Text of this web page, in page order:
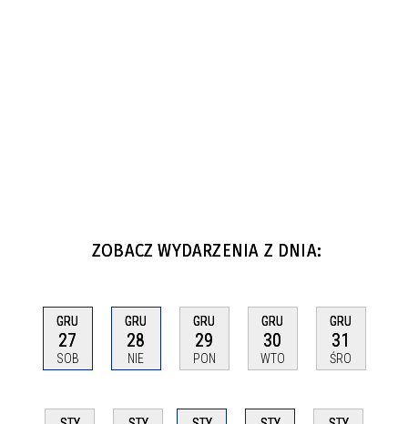
ZOBACZ WYDARZENIA Z DNIA:
GRU
27
SOB
GRU
28
NIE
GRU
29
PON
GRU
30
WTO
GRU
31
ŚRO